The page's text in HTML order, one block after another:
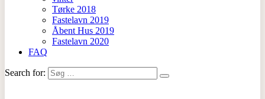
Tørke 2018
Fastelavn 2019
Åbent Hus 2019
Fastelavn 2020
FAQ
Search for: